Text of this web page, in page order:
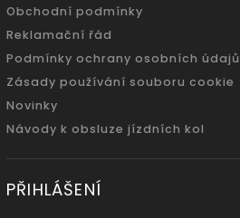
Obchodní podmínky
Reklamační řád
Podmínky ochrany osobních údajů
Zásady používání souboru cookie
Novinky
Návody k obsluze jízdních kol
PŘIHLÁŠENÍ